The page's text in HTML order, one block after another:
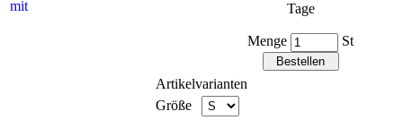
Tage
Menge St
Artikelvarianten
Größe